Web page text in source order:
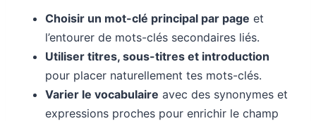
Choisir un mot-clé principal par page et
l’entourer de mots-clés secondaires liés.
Utiliser titres, sous-titres et introduction
pour placer naturellement tes mots-clés.
Varier le vocabulaire avec des synonymes et
expressions proches pour enrichir le champ